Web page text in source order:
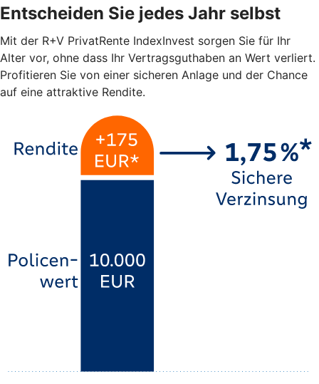
Entscheiden Sie jedes Jahr selbst
Mit der R+V PrivatRente IndexInvest sorgen Sie für Ihr
Alter vor, ohne dass Ihr Vertragsguthaben an Wert verliert.
Profitieren Sie von einer sicheren Anlage und der Chance
auf eine attraktive Rendite.